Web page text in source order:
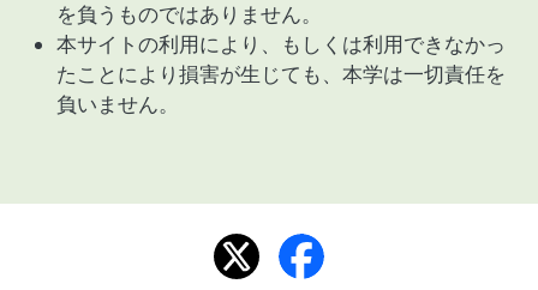
を負うものではありません。
本サイトの利用により、もしくは利用できなかっ
たことにより損害が生じても、本学は一切責任を
負いません。